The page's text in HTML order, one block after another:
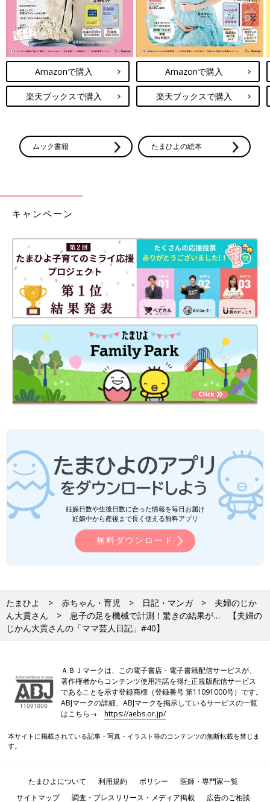
Amazonで購入
楽天ブックスで購入
Amazonで購入
楽天ブックスで購入
ムック書籍 たまひよの絵本
キャンペーン
妊娠日数や生後日数に合った情報を毎日お届け
妊娠中から産後まで長く使える無料アプリ
無料ダウンロード
たまひよ 赤ちゃん・育児 日記・マンガ
夫婦のじか
ん大貫さん
息子の足を機械で計測！驚きの結果が… 【夫婦の
じかん大貫さんの「ママ芸人日記」#40】
ＡＢＪマークは、この電子書店・電子書籍配信サービスが、
著作権者からコンテンツ使用許諾を得た正規版配信サービス
であることを示す登録商標（登録番号 第11091000号）です。
ABJマークの詳細、ABJマークを掲示しているサービスの一覧
はこちら→https://aebs.or.jp/
本サイトに掲載されている記事・写真・イラスト等のコンテンツの無断転載を禁じま
す。
たまひよについて 利用規約 ポリシー
医師・専門家一覧
サイトマップ
調査・プレスリリース・メディア掲載 広告のご相談